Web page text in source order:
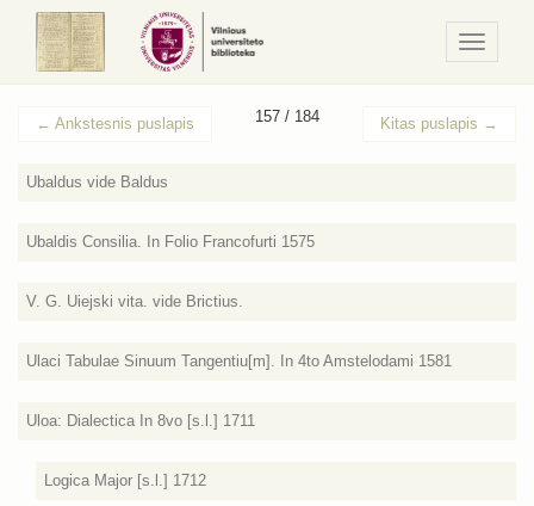
/
Meniu
← Ankstesnis puslapis 157 / 184 Kitas puslapis →
Ubaldus vide Baldus
Ubaldis Consilia. In Folio Francofurti 1575
V. G. Uiejski vita. vide Brictius.
Ulaci Tabulae Sinuum Tangentiu[m]. In 4to Amstelodami 1581
Uloa: Dialectica In 8vo [s.l.] 1711
Logica Major [s.l.] 1712